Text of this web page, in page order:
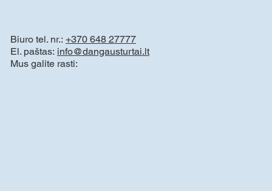
Biuro tel. nr.:+370 648 27777
El. paštas: info@dangausturtai.lt
Mus galite rasti: